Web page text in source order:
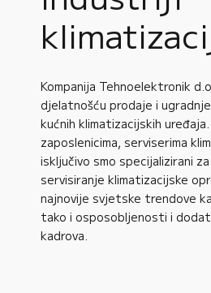
Kompanija Tehnoelektronik
djelatnošću prodaje i
kućnih klimatizacijskih uređaja.
zaposlenicima, serviserima
isključivo smo specijalizirani
servisiranje klimatizacijske
najnovije svjetske trendove
tako i osposobljenosti i
kadrova.